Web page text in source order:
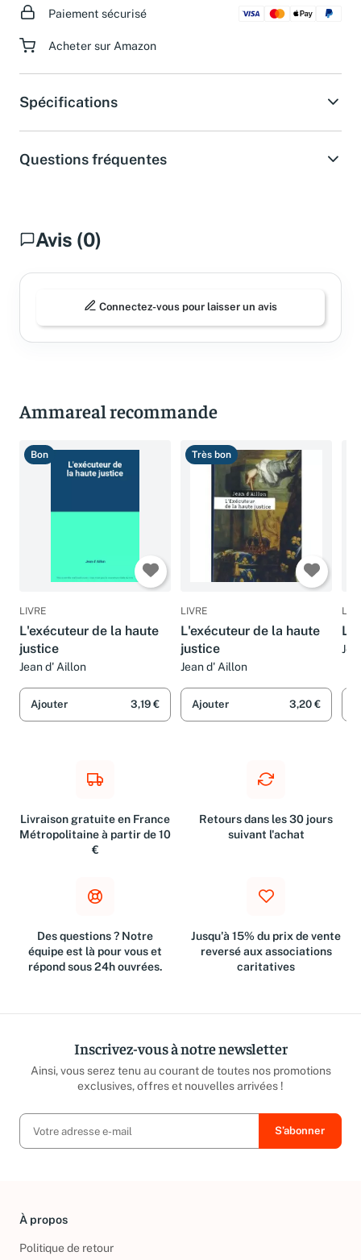
Paiement sécurisé
Acheter sur Amazon
Spécifications
Questions fréquentes
Avis (0)
Connectez-vous pour laisser un avis
Ammareal recommande
Bon
LIVRE
L'exécuteur de la haute
justice
Jean d' Aillon
Ajouter 3,19 €
Très bon
LIVRE
L'exécuteur de la haute
justice
Jean d' Aillon
Ajouter 3,20 €
La
Livraison gratuite en France
Métropolitaine à partir de 10
€
Retours dans les 30 jours
suivant l'achat
Des questions ? Notre
équipe est là pour vous et
répond sous 24h ouvrées.
Jusqu'à 15% du prix de vente
reversé aux associations
caritatives
Inscrivez-vous à notre newsletter
Ainsi, vous serez tenu au courant de toutes nos promotions
exclusives, offres et nouvelles arrivées !
À propos
Politique de retour